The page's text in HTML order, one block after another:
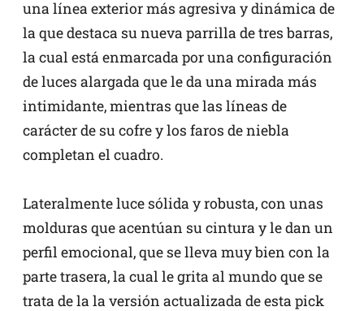
una línea exterior más agresiva y dinámica de
la que destaca su nueva parrilla de tres barras,
la cual está enmarcada por una configuración
de luces alargada que le da una mirada más
intimidante, mientras que las líneas de
carácter de su cofre y los faros de niebla
completan el cuadro.
Lateralmente luce sólida y robusta, con unas
molduras que acentúan su cintura y le dan un
perfil emocional, que se lleva muy bien con la
parte trasera, la cual le grita al mundo que se
trata de la la versión actualizada de esta pick